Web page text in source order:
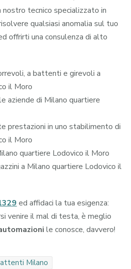
tecnico specializzato in
qualsiasi anomalia sul tuo
offrirti una consulenza di alto
a battenti e girevoli a
il Moro
aziende di Milano quartiere
prestazioni in uno stabilimento di
il Moro
quartiere Lodovico il Moro
a Milano quartiere Lodovico il
ed affidaci la tua esigenza:
venire il mal di testa, è meglio
le conosce, davvero!
Milano